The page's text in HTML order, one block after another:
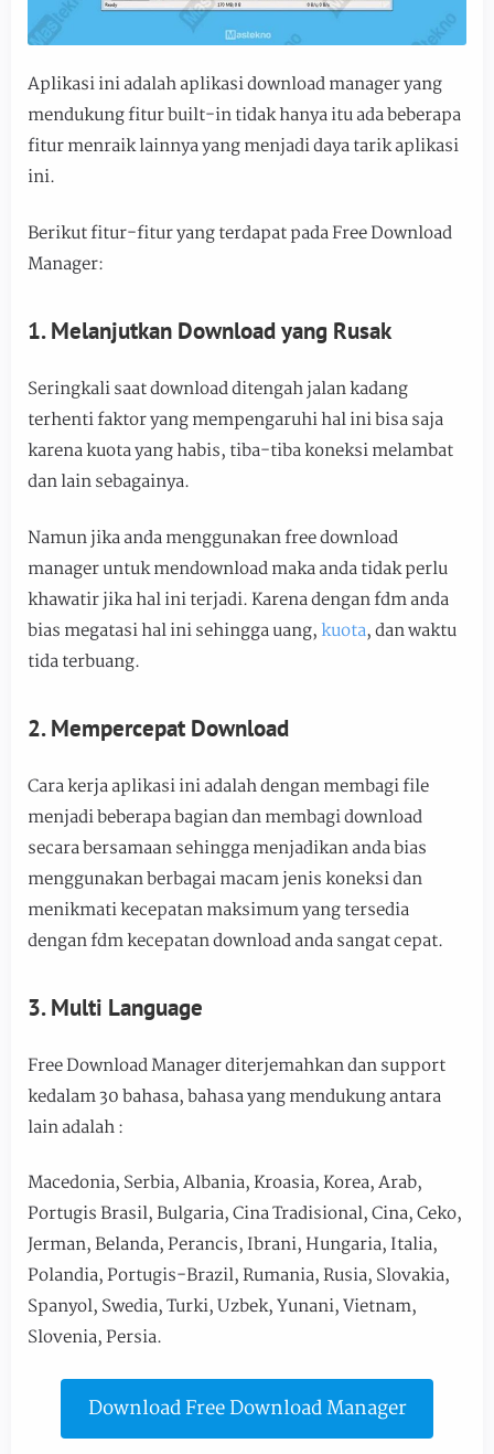
Aplikasi ini adalah aplikasi download manager yang
mendukung fitur built-in tidak hanya itu ada beberapa
fitur menraik lainnya yang menjadi daya tarik aplikasi
ini.
Berikut fitur-fitur yang terdapat pada Free Download
Manager:
1. Melanjutkan Download yang Rusak
Seringkali saat download ditengah jalan kadang
terhenti faktor yang mempengaruhi hal ini bisa saja
karena kuota yang habis, tiba-tiba koneksi melambat
dan lain sebagainya.
Namun jika anda menggunakan free download
manager untuk mendownload maka anda tidak perlu
khawatir jika hal ini terjadi. Karena dengan fdm anda
bias megatasi hal ini sehingga uang,kuota, dan waktu
tida terbuang.
2. Mempercepat Download
Cara kerja aplikasi ini adalah dengan membagi file
menjadi beberapa bagian dan membagi download
secara bersamaan sehingga menjadikan anda bias
menggunakan berbagai macam jenis koneksi dan
menikmati kecepatan maksimum yang tersedia
dengan fdm kecepatan download anda sangat cepat.
3. Multi Language
Free Download Manager diterjemahkan dan support
kedalam 30 bahasa, bahasa yang mendukung antara
lain adalah :
Macedonia, Serbia, Albania, Kroasia, Korea, Arab,
Portugis Brasil, Bulgaria, Cina Tradisional, Cina, Ceko,
Jerman, Belanda, Perancis, Ibrani, Hungaria, Italia,
Polandia, Portugis-Brazil, Rumania, Rusia, Slovakia,
Spanyol, Swedia, Turki, Uzbek, Yunani, Vietnam,
Slovenia, Persia.
Download Free Download Manager